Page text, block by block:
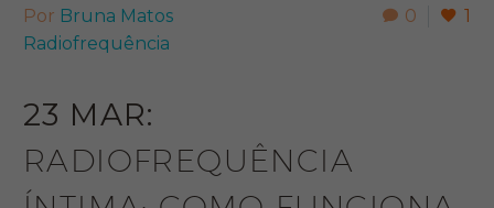
0 1
Por Bruna Matos
Radiofrequência
23 MAR:
RADIOFREQUÊNCIA